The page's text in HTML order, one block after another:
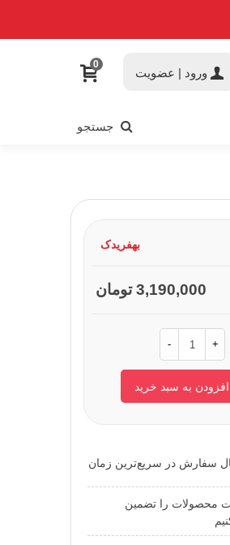
ورود | عضویت
0
جستجو
بهفریدک
3,190,000 تومان
- +
افزودن به سبد خرید
سفارش در سریع‌ترین زمان
محصولات را تضمین